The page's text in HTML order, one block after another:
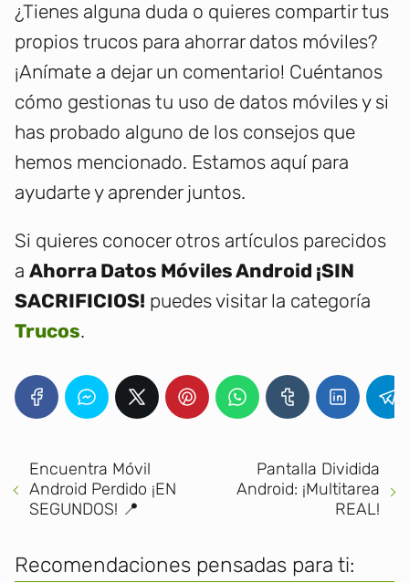
¿Tienes alguna duda o quieres compartir tus
propios trucos para ahorrar datos móviles?
¡Anímate a dejar un comentario! Cuéntanos
cómo gestionas tu uso de datos móviles y si
has probado alguno de los consejos que
hemos mencionado. Estamos aquí para
ayudarte y aprender juntos.
Si quieres conocer otros artículos parecidos
a Ahorra Datos Móviles Android ¡SIN
SACRIFICIOS! puedes visitar la categoría
Trucos.
Encuentra Móvil
Android Perdido ¡EN
SEGUNDOS! 📍
Pantalla Dividida
Android: ¡Multitarea
REAL!
Recomendaciones pensadas para ti: